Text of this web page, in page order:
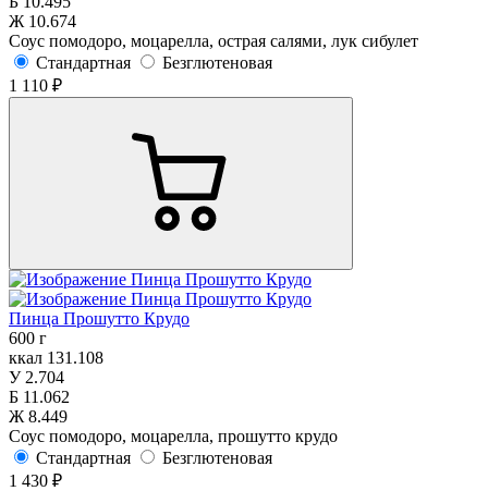
Ж 10.674
Соус помодоро, моцарелла, острая салями, лук сибулет
Стандартная
Безглютеновая
1 110 ₽
Пинца Прошутто Крудо
600 г
ккал 131.108
У2.704
Б 11.062
Ж 8.449
Соус помодоро, моцарелла, прошутто крудо
Стандартная
Безглютеновая
1 430 ₽